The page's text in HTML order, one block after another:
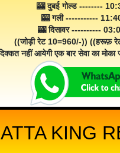
🎰 दुबई गोल्ड --------
🎰 गली -----------
🎰 दिसावर ----------
((जोड़ी रेट 10=960/-)) ((हरूफ़
नहीं आयेगी एक बार सेवा का
KING